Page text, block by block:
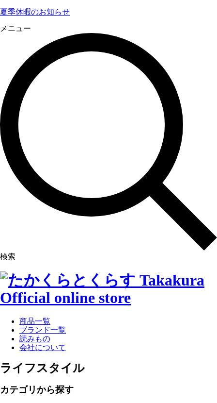
夏季休暇のお知らせ
メニュー
検索
商品一覧
ブランド一覧
読みもの
会社について
ライフスタイル
カテゴリから探す